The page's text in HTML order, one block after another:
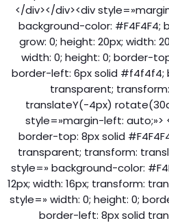
</div></div><div
background-color: #F4F4F4;
grow: 0; height: 20px; width:
width: 0; height: 0; border-
border-left: 6px solid #f4f4f4;
transparent;
translateY(-4px)
style=»margin-left: auto;»>
border-top: 8px solid
transparent; transform:
style=» background-color:
12px; width: 16px; transform:
style=» width: 0; height: 0;
border-left: 8px solid